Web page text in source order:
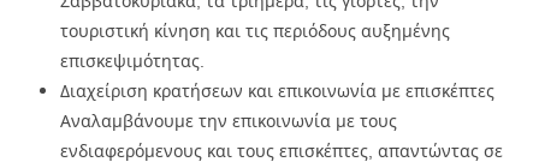
τουριστική κίνηση και τις περιόδους αυξημένης
επισκεψιμότητας.
Διαχείριση κρατήσεων και επικοινωνία με επισκέπτες
Αναλαμβάνουμε την επικοινωνία με τους
ενδιαφερόμενους και τους επισκέπτες, απαντώντας σε